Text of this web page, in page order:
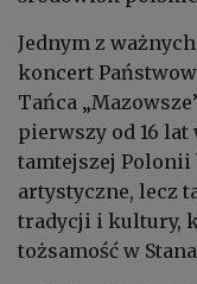
Jednym z
koncert
Tańca
pierwszy od 16 lat
tamtejszej Polonii
artystyczne, lecz
tradycji i kultury,
tożsamość w